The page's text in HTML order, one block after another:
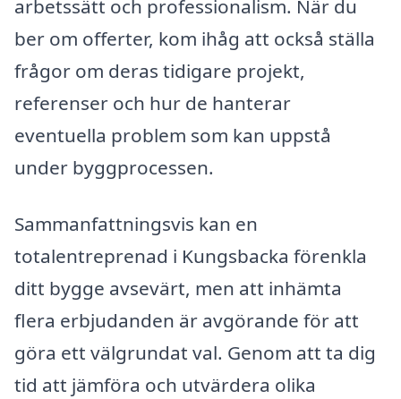
arbetssätt och professionalism. När du
ber om offerter, kom ihåg att också ställa
frågor om deras tidigare projekt,
referenser och hur de hanterar
eventuella problem som kan uppstå
under byggprocessen.
Sammanfattningsvis kan en
totalentreprenad i Kungsbacka förenkla
ditt bygge avsevärt, men att inhämta
flera erbjudanden är avgörande för att
göra ett välgrundat val. Genom att ta dig
tid att jämföra och utvärdera olika